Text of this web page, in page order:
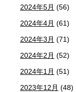
2024年5月 (56)
2024年4月 (61)
2024年3月 (71)
2024年2月 (52)
2024年1月 (51)
2023年12月 (48)